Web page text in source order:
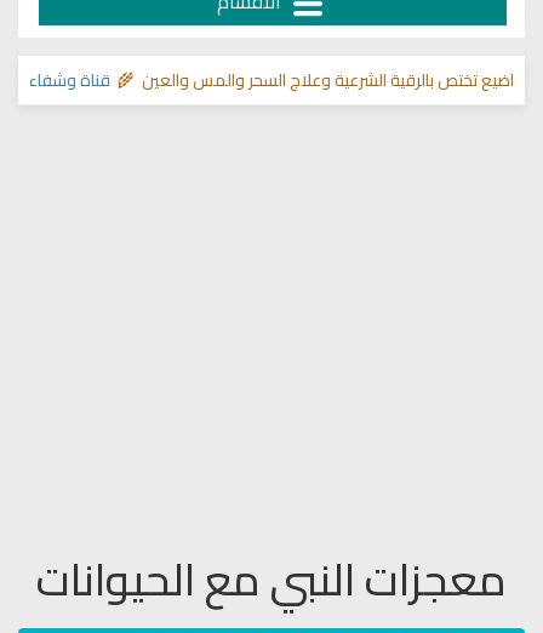
قناة وشفاء لما في الصدوربالرقية الشرعية وعلاج السحر والمس والعين 🌾
معجزات النبي مع الحيوانات